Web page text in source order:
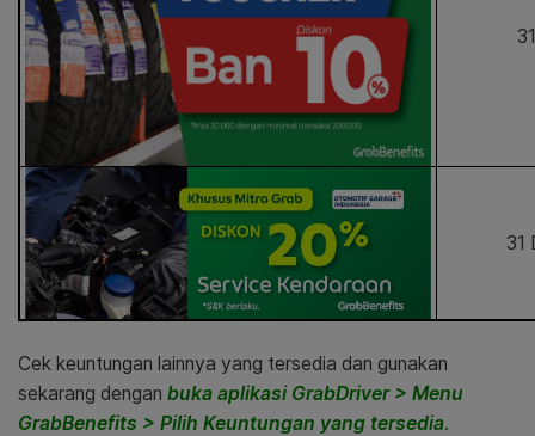
31
Cek keuntungan lainnya yang tersedia dan gunakan
sekarang dengan buka aplikasi GrabDriver > Menu
GrabBenefits > Pilih Keuntungan yang tersedia.